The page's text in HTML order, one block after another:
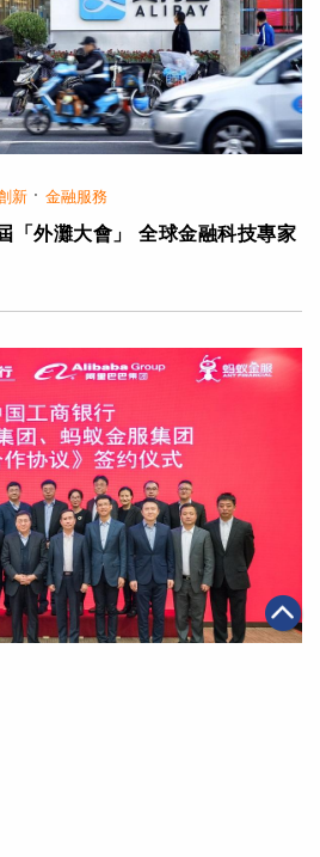
新 · 金融服務
「外灘大會」 全球金融科技專家